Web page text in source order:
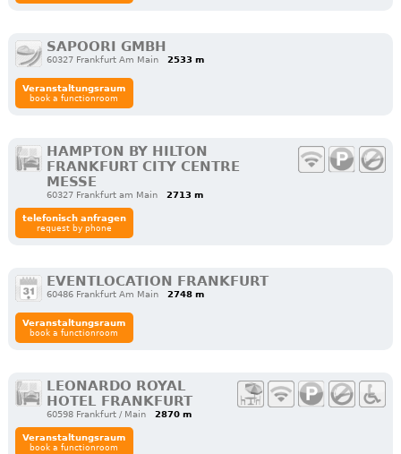
SAPOORI GMBH
60327 Frankfurt Am Main 2533 m
Veranstaltungsraum
book a functionroom
HAMPTON BY HILTON
FRANKFURT CITY CENTRE
MESSE
60327 Frankfurt am Main 2713 m
telefonisch anfragen
request by phone
EVENTLOCATION FRANKFURT
60486 Frankfurt Am Main 2748 m
Veranstaltungsraum
book a functionroom
LEONARDO ROYAL
HOTEL FRANKFURT
60598 Frankfurt / Main 2870 m
Veranstaltungsraum
book a functionroom